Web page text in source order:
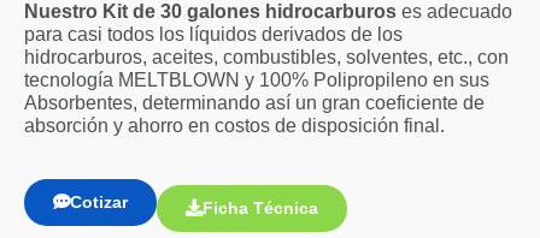
Nuestro Kit de 30 galones hidrocarburos es adecuado
para casi todos los líquidos derivados de los
hidrocarburos, aceites, combustibles, solventes, etc., con
tecnología MELTBLOWN y 100% Polipropileno en sus
Absorbentes, determinando así un gran coeficiente de
absorción y ahorro en costos de disposición final.
Cotizar Ficha Técnica